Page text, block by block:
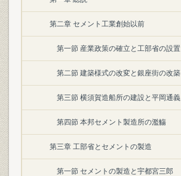
第二章 セメント工業創始以前
第一節 産業政策の確立と工部省の設置
第二節 建築様式の改変と銀座街の改築
第三節 横須賀造船所の建設と平岡通義
第四節 本邦セメント製造所の濫觴
第三章 工部省とセメントの製造
第一節 セメントの製造と宇都宮三郎